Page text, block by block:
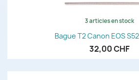
3 articles en stock
Bague T2 Canon EOS
32,00 CHF